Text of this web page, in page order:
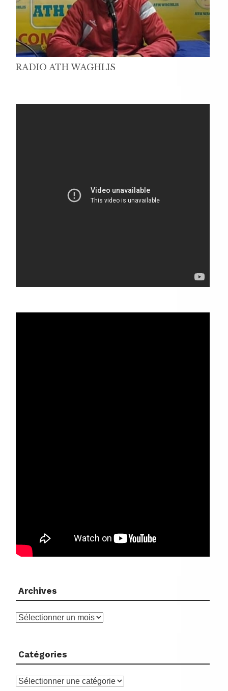
RADIO ATH WAGHLIS
Archives
Archives
Catégories
Catégories